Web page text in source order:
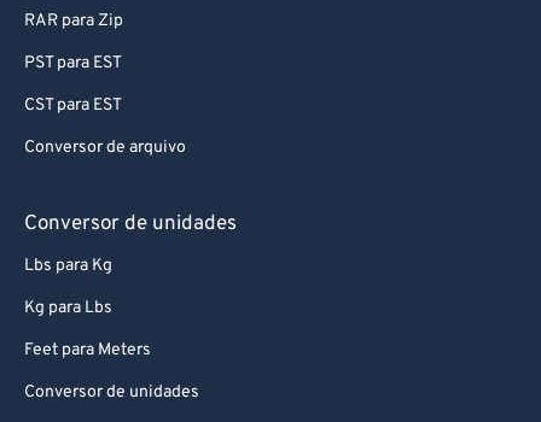
RAR para Zip
PST para EST
CST para EST
Conversor de arquivo
Conversor de unidades
Lbs para Kg
Kg para Lbs
Feet para Meters
Conversor de unidades